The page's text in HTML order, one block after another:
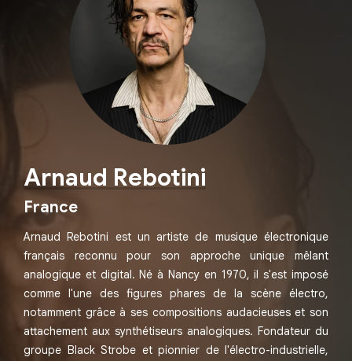
Arnaud Rebotini
France
Arnaud Rebotini est un artiste de musique électronique
français reconnu pour son approche unique mêlant
analogique et digital. Né à Nancy en 1970, il s'est imposé
comme l'une des figures phares de la scène électro,
notamment grâce à ses compositions audacieuses et son
attachement aux synthétiseurs analogiques. Fondateur du
groupe Black Strobe et pionnier de l'électro-industrielle,